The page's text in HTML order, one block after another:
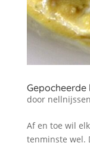
door nellnijssen
Af en toe wil
tenminste wel.